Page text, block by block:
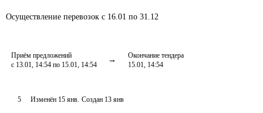
Осуществление перевозок с 16.01 по 31.12
Приём предложений
с 13.01, 14:54 по 15.01, 14:54
Окончание тендера
15.01, 14:54
5 Изменён 15 янв. Создан 13 янв